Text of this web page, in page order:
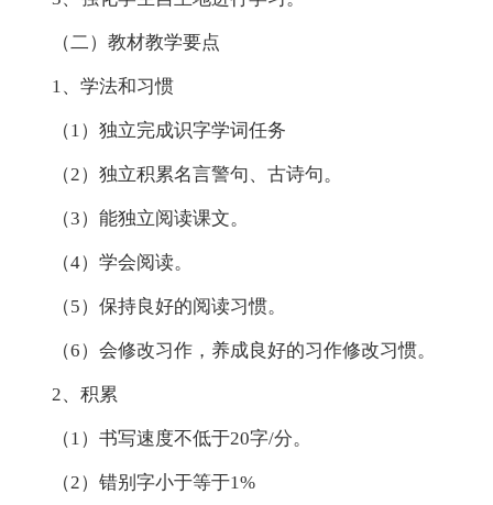
（二）教材教学要点
1、学法和习惯
（1）独立完成识字学词任务
（2）独立积累名言警句、古诗句。
（3）能独立阅读课文。
（4）学会阅读。
（5）保持良好的阅读习惯。
（6）会修改习作，养成良好的习作修改习惯。
2、积累
（1）书写速度不低于20字/分。
（2）错别字小于等于1%